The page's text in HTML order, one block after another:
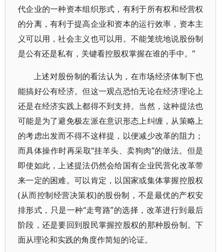
代企业的一种资本组织形式，有利于所有权和经营权
的分离，有利于提高企业和资本的运行效率，资本主
义可以用，社会主义也可以用。不能笼统地说股份制
是公有还是私有，关键看控股权掌握在谁的手中。”
上述对股份制的看法认为，在市场经济体制下也
能搞好公有经济。但这一观点恐怕无论在经济理论上
还是在经济实践上都得不到支持。当然，这种提法也
可能是为了避免极左派在意识形态上纠缠，从策略上
的考虑出发而不得不这样提，以便减少改革的阻力；
而具体操作时再采取“挂羊头、卖狗肉”的做法。但是
即使如此，上述提法仍然会给国有企业民营化改革带
来一定的困难。可以肯定，以国家或集体掌握控股权
(从而控制经营决策权)的股份制，不是最优的产权安
排形式，只是一种“走弯路”的选择，改革进行到最后
阶段，还是要回到股民掌握控股权的那种股份制。下
面从理论和实践的角度作简短的论证。